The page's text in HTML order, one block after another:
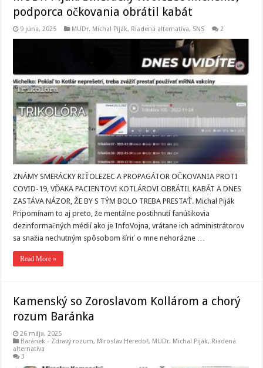
podporca očkovania obrátil kabát
9 júna, 2025 MUDr. Michal Piják, Riadená alternatíva, SNS 2
ZNÁMY SMERÁCKY RIŤOLEZEC A PROPAGÁTOR OČKOVANIA PROTI
COVID-19, VĎAKA PACIENTOVI KOTLÁROVI OBRÁTIL KABÁT A DNES
ZASTÁVA NÁZOR, ŽE BY S TÝM BOLO TREBA PRESTAŤ. Michal Piják
Pripomínam to aj preto, že mentálne postihnutí fanúšikovia
dezinformačných médií ako je InfoVojna, vrátane ich administrátorov
sa snažia nechutným spôsobom šíriť o mne nehorázne …
Read More »
Kamenský so Zoroslavom Kollárom a chorý
rozum Baránka
26 mája, 2025
Baránek - Zdravý rozum, Miroslav Heredoš, MUDr. Michal Piják, Riadená
alternatíva
3